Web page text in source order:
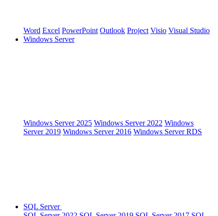
Word Excel PowerPoint Outlook Project Visio Visual Studio
Windows Server
Windows Server 2025 Windows Server 2022 Windows
Server 2019 Windows Server 2016 Windows Server RDS
SQL Server